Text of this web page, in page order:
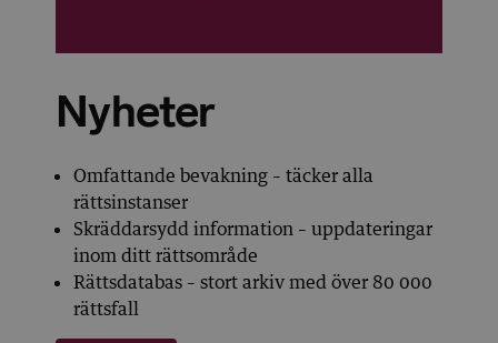
Nyheter
Omfattande bevakning – täcker alla
rättsinstanser
Skräddarsydd information – uppdateringar
inom ditt rättsområde
Rättsdatabas – stort arkiv med över 80 000
rättsfall